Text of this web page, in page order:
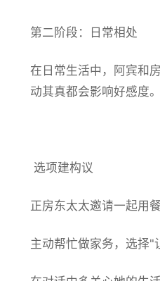
第二阶段：日常相处
在日常生活中，阿宾和
动其真都会影响好感度。
选项建构议
正房东太太邀请一起用
主动帮忙做家务，选择"